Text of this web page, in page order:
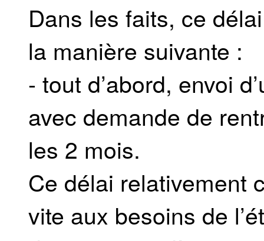
Dans les faits, ce
la manière suivante :
- tout d’abord, envoi
avec demande de
les 2 mois.
Ce délai relativement
vite aux besoins de